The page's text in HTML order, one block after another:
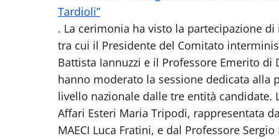
Tardioli”
. La cerimonia ha visto la partecipazione
tra cui il Presidente del Comitato
Battista Iannuzzi e il Professore Emerito
hanno moderato la sessione dedicata
livello nazionale dalle tre entità candidate.
Affari Esteri Maria Tripodi, rappresentata
MAECI Luca Fratini, e dal Professore